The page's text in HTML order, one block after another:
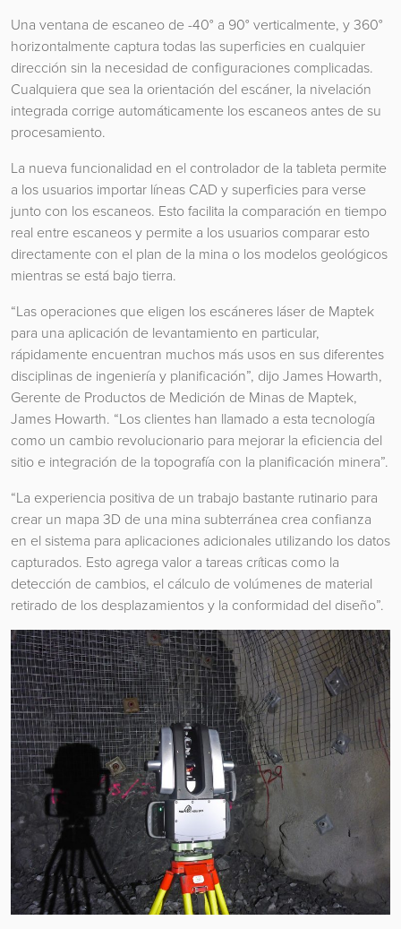
Una ventana de escaneo de -40° a 90° verticalmente, y 360°
horizontalmente captura todas las superficies en cualquier
dirección sin la necesidad de configuraciones complicadas.
Cualquiera que sea la orientación del escáner, la nivelación
integrada corrige automáticamente los escaneos antes de su
procesamiento.
La nueva funcionalidad en el controlador de la tableta permite
a los usuarios importar líneas CAD y superficies para verse
junto con los escaneos. Esto facilita la comparación en tiempo
real entre escaneos y permite a los usuarios comparar esto
directamente con el plan de la mina o los modelos geológicos
mientras se está bajo tierra.
“Las operaciones que eligen los escáneres láser de Maptek
para una aplicación de levantamiento en particular,
rápidamente encuentran muchos más usos en sus diferentes
disciplinas de ingeniería y planificación”, dijo James Howarth,
Gerente de Productos de Medición de Minas de Maptek,
James Howarth. “Los clientes han llamado a esta tecnología
como un cambio revolucionario para mejorar la eficiencia del
sitio e integración de la topografía con la planificación minera”.
“La experiencia positiva de un trabajo bastante rutinario para
crear un mapa 3D de una mina subterránea crea confianza
en el sistema para aplicaciones adicionales utilizando los datos
capturados. Esto agrega valor a tareas críticas como la
detección de cambios, el cálculo de volúmenes de material
retirado de los desplazamientos y la conformidad del diseño”.